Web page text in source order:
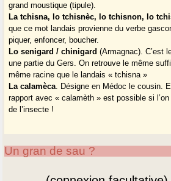
grand moustique (tipule).
La tchisna, lo tchisnèc, lo tchisnon, lo
que ce mot landais provienne du verbe
piquer, enfoncer, boucher.
Lo senigard / chinigard (Armagnac). C’est
une partie du Gers. On retrouve le même
même racine que le landais « tchisna »
La calamèca. Désigne en Médoc le cousin.
rapport avec « calamèth » est possible si
de l’insecte !
Un gran de sau ?